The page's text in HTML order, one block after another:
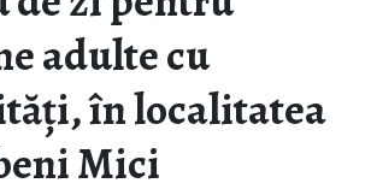
adulte cu
în localitatea
Mici